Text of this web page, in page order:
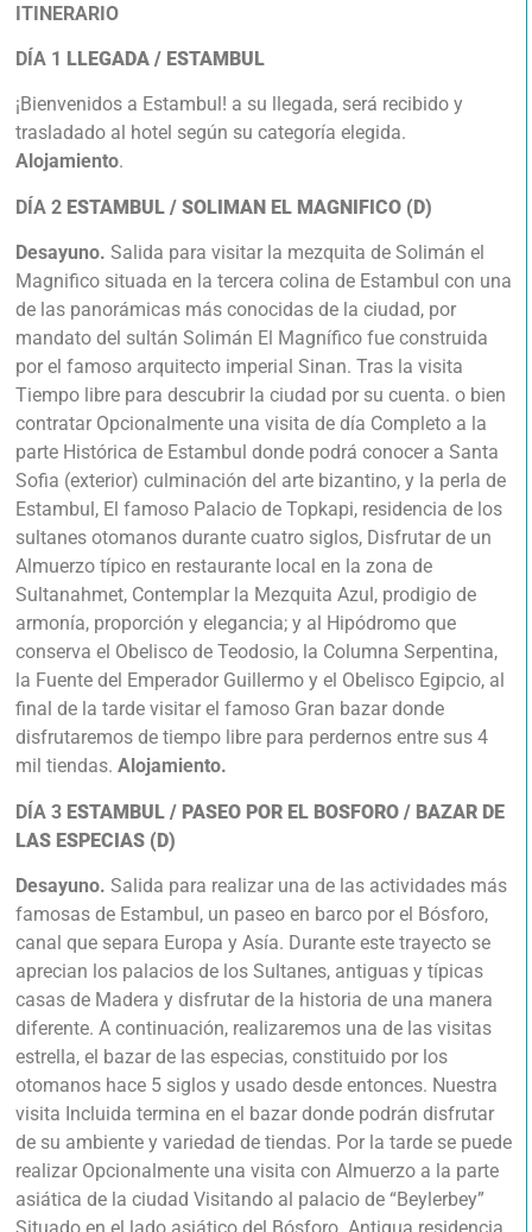
ITINERARIO
DÍA 1 LLEGADA / ESTAMBUL
¡Bienvenidos a Estambul! a su llegada, será recibido y
trasladado al hotel según su categoría elegida.
Alojamiento.
DÍA 2 ESTAMBUL / SOLIMAN EL MAGNIFICO (D)
Desayuno. Salida para visitar la mezquita de Solimán el
Magnifico situada en la tercera colina de Estambul con una
de las panorámicas más conocidas de la ciudad, por
mandato del sultán Solimán El Magnífico fue construida
por el famoso arquitecto imperial Sinan. Tras la visita
Tiempo libre para descubrir la ciudad por su cuenta. o bien
contratar Opcionalmente una visita de día Completo a la
parte Histórica de Estambul donde podrá conocer a Santa
Sofia (exterior) culminación del arte bizantino, y la perla de
Estambul, El famoso Palacio de Topkapi, residencia de los
sultanes otomanos durante cuatro siglos, Disfrutar de un
Almuerzo típico en restaurante local en la zona de
Sultanahmet, Contemplar la Mezquita Azul, prodigio de
armonía, proporción y elegancia; y al Hipódromo que
conserva el Obelisco de Teodosio, la Columna Serpentina,
la Fuente del Emperador Guillermo y el Obelisco Egipcio, al
final de la tarde visitar el famoso Gran bazar donde
disfrutaremos de tiempo libre para perdernos entre sus 4
mil tiendas. Alojamiento.
DÍA 3 ESTAMBUL / PASEO POR EL BOSFORO / BAZAR DE
LAS ESPECIAS (D)
Desayuno. Salida para realizar una de las actividades más
famosas de Estambul, un paseo en barco por el Bósforo,
canal que separa Europa y Asía. Durante este trayecto se
aprecian los palacios de los Sultanes, antiguas y típicas
casas de Madera y disfrutar de la historia de una manera
diferente. A continuación, realizaremos una de las visitas
estrella, el bazar de las especias, constituido por los
otomanos hace 5 siglos y usado desde entonces. Nuestra
visita Incluida termina en el bazar donde podrán disfrutar
de su ambiente y variedad de tiendas. Por la tarde se puede
realizar Opcionalmente una visita con Almuerzo a la parte
asiática de la ciudad Visitando al palacio de “Beylerbey”